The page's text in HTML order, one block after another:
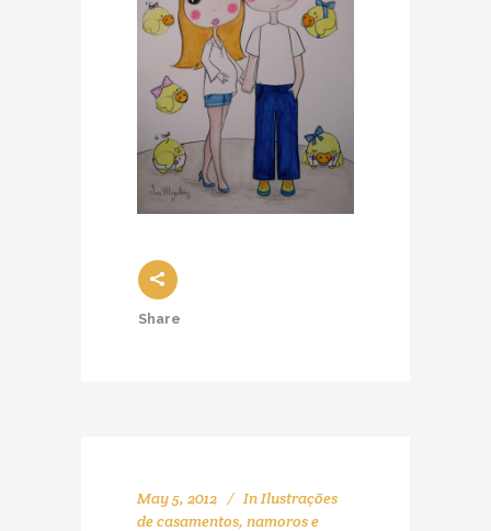
Share
May 5, 2012 InIlustrações
de casamentos, namoros e